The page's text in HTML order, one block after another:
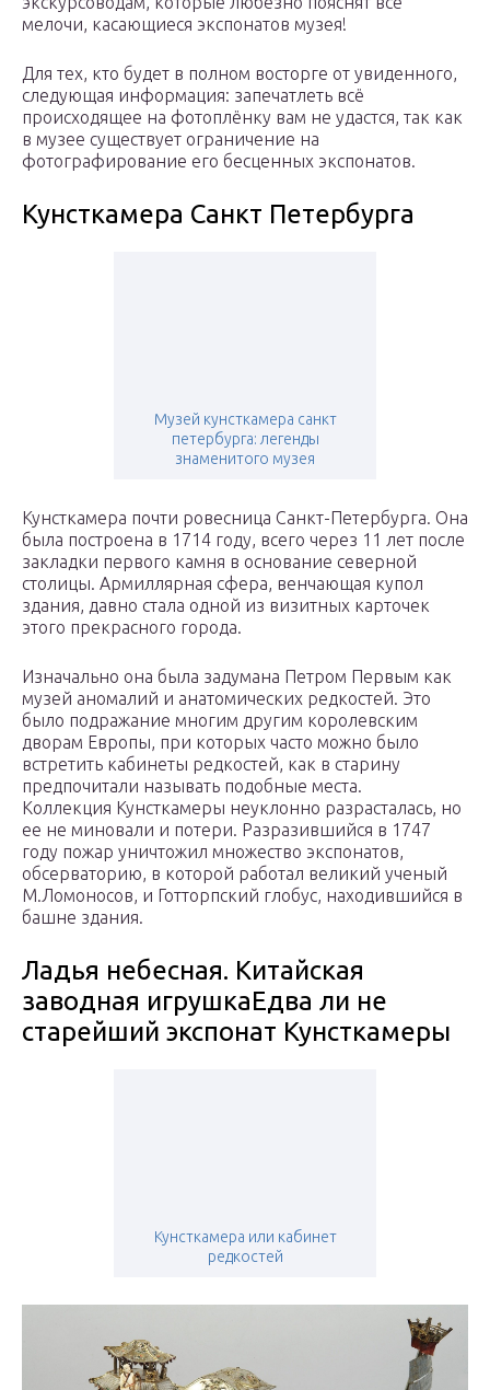
мелочи, касающиеся экспонатов музея!
Для тех, кто будет в полном восторге от увиденного,
следующая информация: запечатлеть всё
происходящее на фотоплёнку вам не удастся, так как
в музее существует ограничение на
фотографирование его бесценных экспонатов.
Кунсткамера Санкт Петербурга
Музей кунсткамера санкт
петербурга: легенды
знаменитого музея
Кунсткамера почти ровесница Санкт-Петербурга. Она
была построена в 1714 году, всего через 11 лет после
закладки первого камня в основание северной
столицы. Армиллярная сфера, венчающая купол
здания, давно стала одной из визитных карточек
этого прекрасного города.
Изначально она была задумана Петром Первым как
музей аномалий и анатомических редкостей. Это
было подражание многим другим королевским
дворам Европы, при которых часто можно было
встретить кабинеты редкостей, как в старину
предпочитали называть подобные места.
Коллекция Кунсткамеры неуклонно разрасталась, но
ее не миновали и потери. Разразившийся в 1747
году пожар уничтожил множество экспонатов,
обсерваторию, в которой работал великий ученый
М.Ломоносов, и Готторпский глобус, находившийся в
башне здания.
Ладья небесная. Китайская
заводная игрушкаЕдва ли не
старейший экспонат Кунсткамеры
Кунсткамера или кабинет
редкостей